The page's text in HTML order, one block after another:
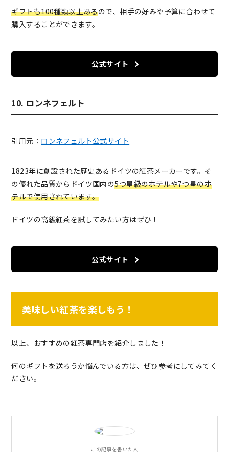
ギフトも100種類以上あるので、相手の好みや予算に合わせて
購入することができます。
公式サイト
10. ロンネフェルト
引用元： ロンネフェルト公式サイト
1823年に創設された歴史あるドイツの紅茶メーカーです。そ
の優れた品質からドイツ国内の5つ星級のホテルや7つ星のホ
テルで使用されています。
ドイツの高級紅茶を試してみたい方はぜひ！
公式サイト
美味しい紅茶を楽しもう！
以上、おすすめの紅茶専門店を紹介しました！
何のギフトを送ろうか悩んでいる方は、ぜひ参考にしてみてく
ださい。
この記事を書いた人